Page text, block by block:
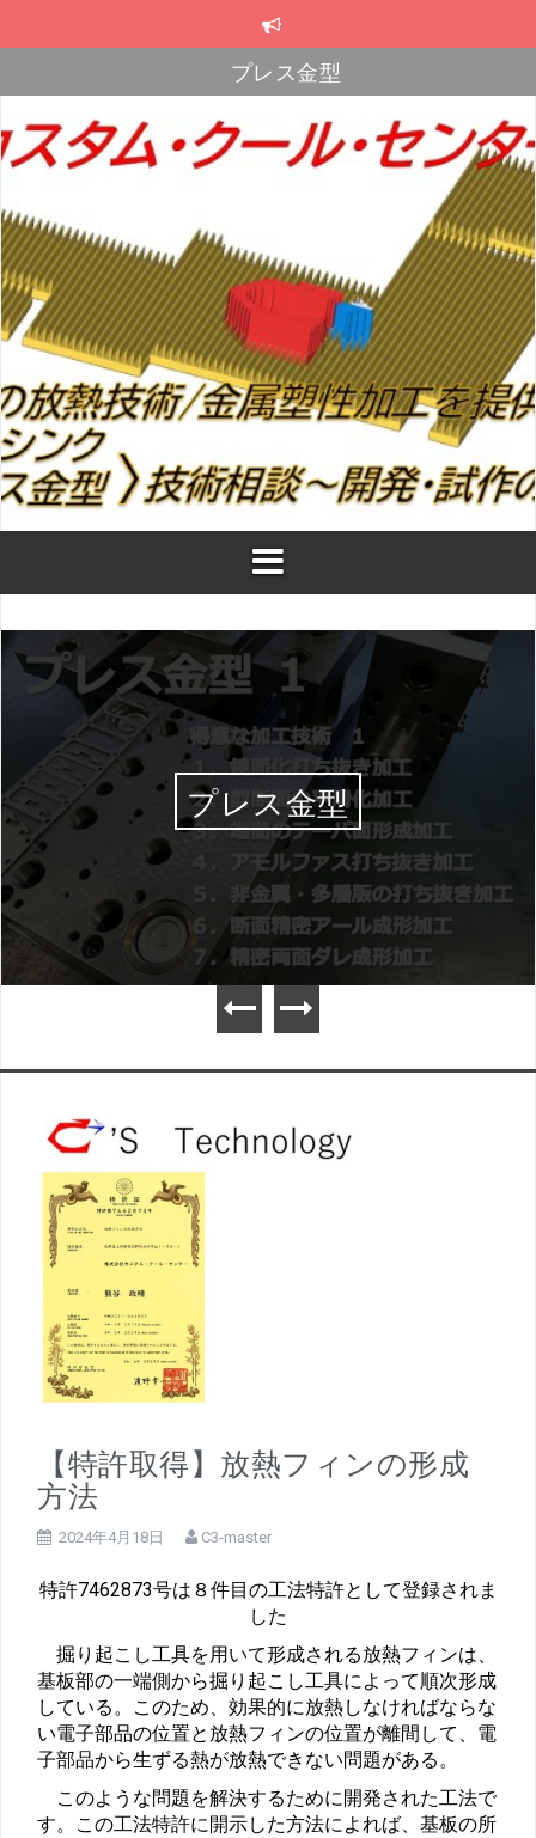
ン
へ
ス
ッ
プ
プレス金型
スカイブ・ヒートシンク
プレス金型
プレス金型
【特許取得】放熱フィンの形成
方法
2024年4月18日 C3-master
特許7462873号は８件目の工法特許として登録されま
した
掘り起こし工具を用いて形成される放熱フィンは、
基板部の一端側から掘り起こし工具によって順次形成
している。このため、効果的に放熱しなければならな
い電子部品の位置と放熱フィンの位置が離間して、電
子部品から生ずる熱が放熱できない問題がある。
このような問題を解決するために開発された工法で
す。この工法特許に開示した方法によれば、基板の所